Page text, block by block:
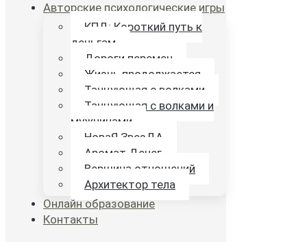
Авторские психологические игры
КПД: Короткий путь к
деньгам
Дороги перемен
Жизнь продолжается
Танцующая с волками
Танцующая с волками и
мужчинами
НоваЯ ЗвезДА
Аромат Денег
Вершина отношений
Архитектор тела
Онлайн образование
Контакты